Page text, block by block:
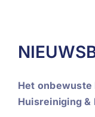
Het
Huisreiniging &